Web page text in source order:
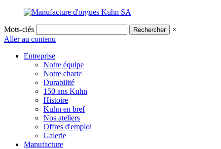
Mots-clés
×
Aller au contenu
Entreprise
Notre équipe
Notre charte
Durabilité
150 ans Kuhn
Histoire
Kuhn en bref
Nos ateliers
Offres d'emploi
Galerie
Manufacture